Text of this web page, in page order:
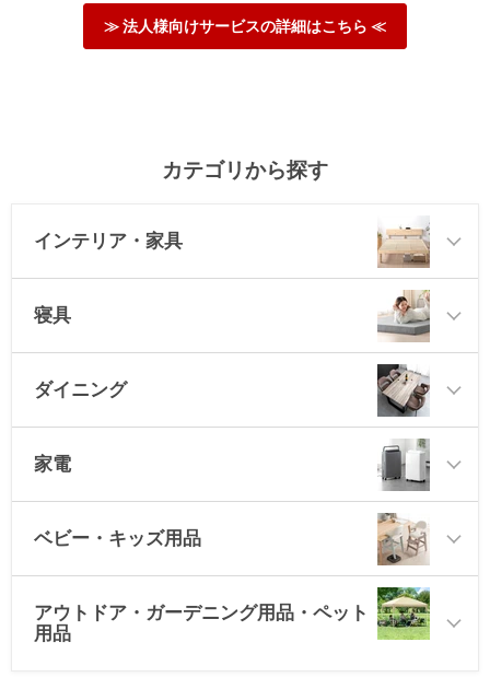
≫ 法人様向けサービスの詳細はこちら ≪
カテゴリから探す
インテリア・家具
寝具
ダイニング
家電
ベビー・キッズ用品
アウトドア・ガーデニング用品・ペット
用品